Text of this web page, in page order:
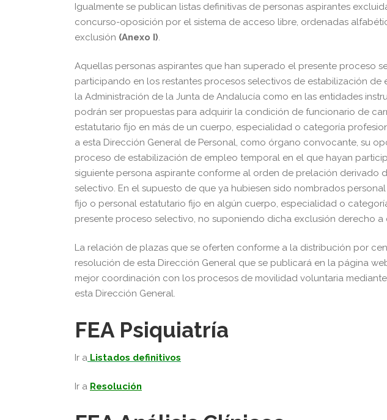
Igualmente se publican listas definitivas de personas aspirantes
concurso-oposición por el sistema de acceso libre, ordenadas
exclusión (Anexo I).
Aquellas personas aspirantes que han superado el presente proceso
participando en los restantes procesos selectivos de estabilización
la Administración de la Junta de Andalucía como en las entidades
podrán ser propuestas para adquirir la condición de funcionario de
estatutario fijo en más de un cuerpo, especialidad o categoría
a esta Dirección General de Personal, como órgano convocante, su
proceso de estabilización de empleo temporal en el que hayan
siguiente persona aspirante conforme al orden de prelación derivado
selectivo. En el supuesto de que ya hubiesen sido nombrados
fijo o personal estatutario fijo en algún cuerpo, especialidad o
presente proceso selectivo, no suponiendo dicha exclusión derecho a
La relación de plazas que se oferten conforme a la distribución por
resolución de esta Dirección General que se publicará en la página
mejor coordinación con los procesos de movilidad voluntaria
esta Dirección General.
FEA Psiquiatría
Ir a Listados definitivos
Ir a Resolución